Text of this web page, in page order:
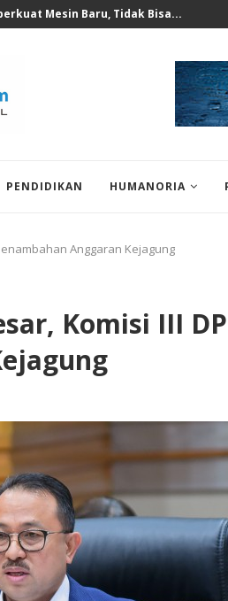
Korban Puting Beliung...
PENDIDIKAN HUMANORIA
Anggaran Kejagung
Komisi III